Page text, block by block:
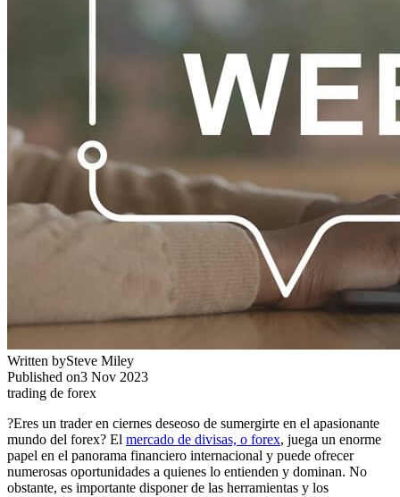
Written bySteve Miley
Published on3 Nov 2023
trading de forex
?Eres un trader en ciernes deseoso de sumergirte en el apasionante
mundo del forex? El mercado de divisas, o forex, juega un enorme
papel en el panorama financiero internacional y puede ofrecer
numerosas oportunidades a quienes lo entienden y dominan. No
obstante, es importante disponer de las herramientas y los